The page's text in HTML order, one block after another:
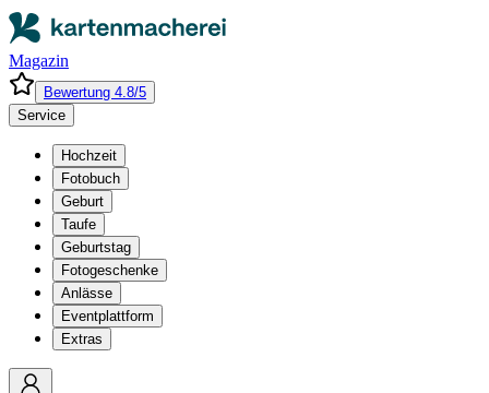
Magazin
Bewertung 4.8/5
Service
Hochzeit
Fotobuch
Geburt
Taufe
Geburtstag
Fotogeschenke
Anlässe
Eventplattform
Extras